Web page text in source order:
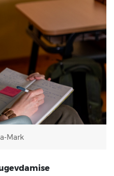
Mark